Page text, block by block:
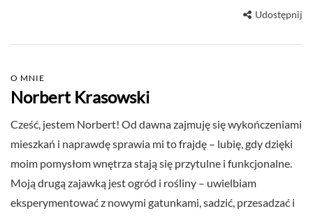
Udostępnij
O MNIE
Norbert Krasowski
Cześć, jestem Norbert! Od dawna zajmuję się wykończeniami
mieszkań i naprawdę sprawia mi to frajdę – lubię, gdy dzięki
moim pomysłom wnętrza stają się przytulne i funkcjonalne.
Moją drugą zajawką jest ogród i rośliny – uwielbiam
eksperymentować z nowymi gatunkami, sadzić, przesadzać i